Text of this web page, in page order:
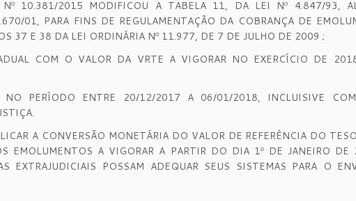
10.381/2015 MODIFICOU A TABELA 11, DA LEI Nº 4.847/93,
01, PARA FINS DE REGULAMENTAÇÃO DA COBRANÇA DE
37 E 38 DA LEI ORDINÁRIA Nº 11.977, DE 7 DE JULHO DE 2009 ;
COM O VALOR DA VRTE A VIGORAR NO EXERCÍCIO DE
NO PERÍODO ENTRE 20/12/2017 A 06/01/2018, INCLUISIVE
A CONVERSÃO MONETÁRIA DO VALOR DE REFERÊNCIA DO
EMOLUMENTOS A VIGORAR A PARTIR DO DIA 1º DE JANEIRO DE
EXTRAJUDICIAIS POSSAM ADEQUAR SEUS SISTEMAS PARA O